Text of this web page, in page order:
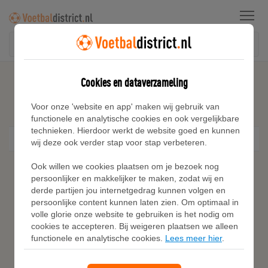
Menu
Marokko
Filter
Cookies en dataverzameling
Voor onze 'website en app' maken wij gebruik van
functionele en analytische cookies en ook vergelijkbare
technieken. Hierdoor werkt de website goed en kunnen
wij deze ook verder stap voor stap verbeteren.
Ook willen we cookies plaatsen om je bezoek nog
persoonlijker en makkelijker te maken, zodat wij en
derde partijen jou internetgedrag kunnen volgen en
persoonlijke content kunnen laten zien. Om optimaal in
volle glorie onze website te gebruiken is het nodig om
cookies te accepteren. Bij weigeren plaatsen we alleen
functionele en analytische cookies. Lees meer hier.